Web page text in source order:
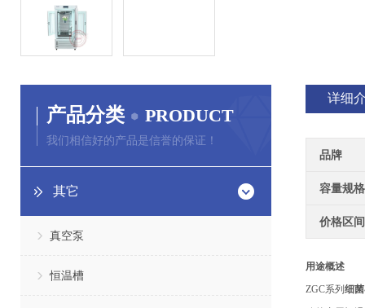
产品分类 PRODUCT
我们相信好的产品是信誉的保证！
其它
真空泵
恒温槽
详细
品牌
容量规格
价格区间
用途概述
ZGC系列 细